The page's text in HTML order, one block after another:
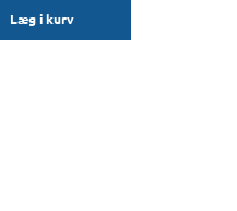
Læg i kurv